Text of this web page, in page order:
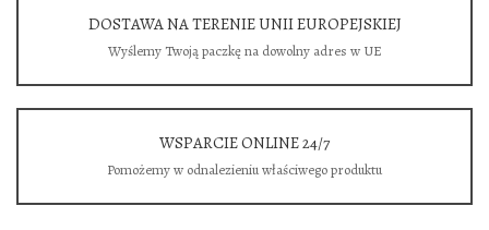
DOSTAWA NA TERENIE UNII EUROPEJSKIEJ
Wyślemy Twoją paczkę na dowolny adres w UE
WSPARCIE ONLINE 24/7
Pomożemy w odnalezieniu właściwego produktu